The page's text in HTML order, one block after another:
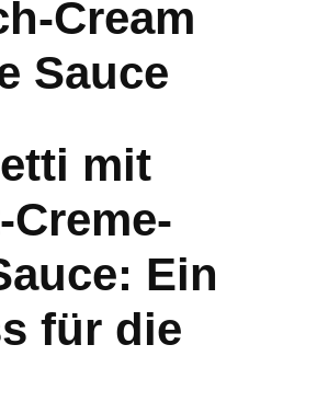
Cream
Sauce
mit
Ein
für die